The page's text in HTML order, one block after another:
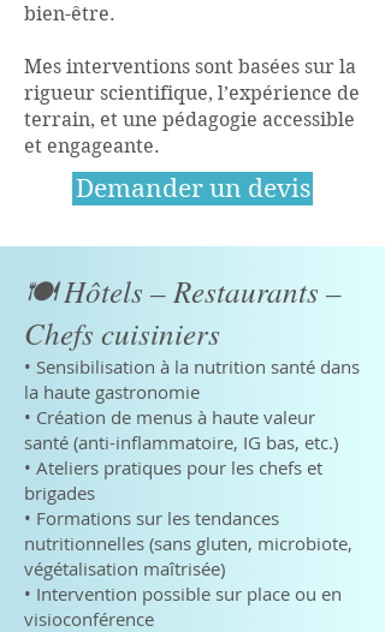
bien-être.
Mes interventions sont basées sur la
rigueur scientifique, l’expérience de
terrain, et une pédagogie accessible
et engageante.
Demander un devis
🍽️ Hôtels – Restaurants –
Chefs cuisiniers
• Sensibilisation à la nutrition santé dans
la haute gastronomie
• Création de menus à haute valeur
santé (anti-inflammatoire, IG bas, etc.)
• Ateliers pratiques pour les chefs et
brigades
• Formations sur les tendances
nutritionnelles (sans gluten, microbiote,
végétalisation maîtrisée)
• Intervention possible sur place ou en
visioconférence